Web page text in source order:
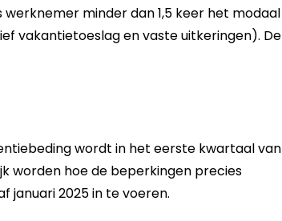
minder dan 1,5 keer het modaal
vakantietoeslag en vaste uitkeringen). De
wordt in het eerste kwartaal van
worden hoe de beperkingen precies
januari 2025 in te voeren.